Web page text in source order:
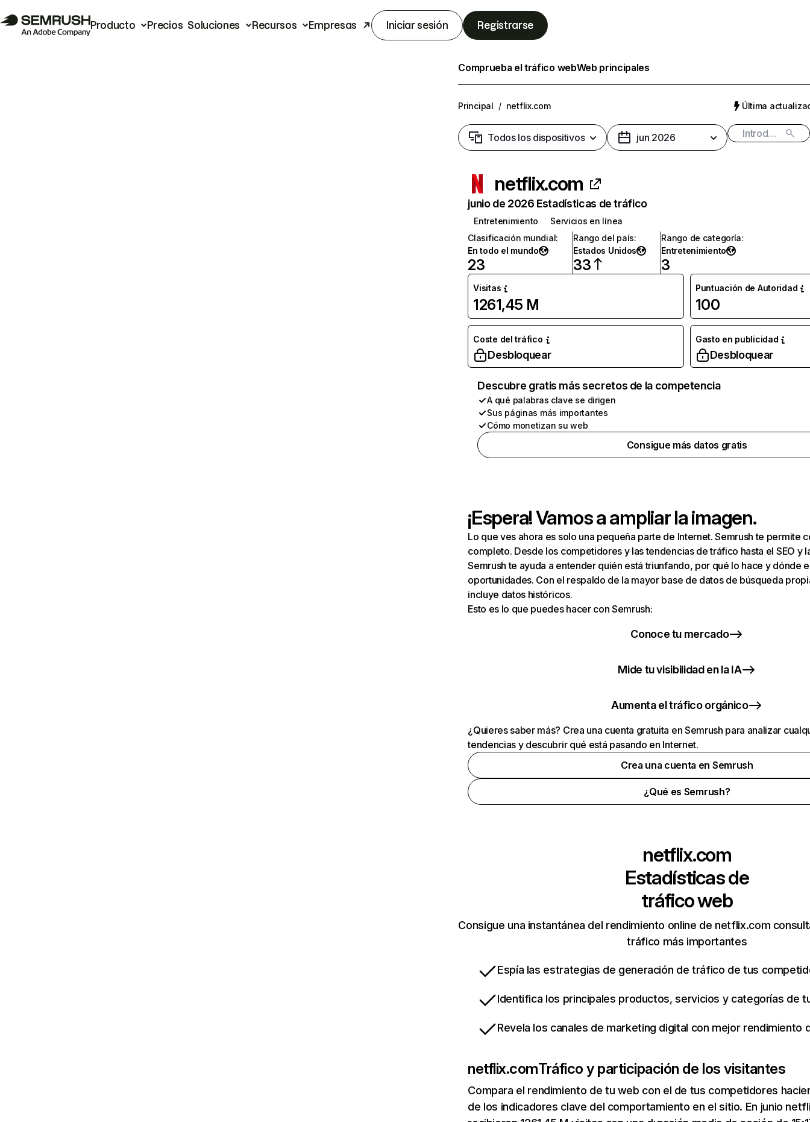
Producto Precios Soluciones Recursos Empresas Iniciar sesión Registrarse
Comprueba el tráfico webWeb principales
Principal / netflix.com Última
Todos los dispositivos jun 2026
netflix.com
junio de 2026 Estadísticas de tráfico
Entretenimiento
Servicios en línea
Clasificación mundial:
En todo el mundo
23
Rango del país:
Estados Unidos
33
Rango de categoría:
Entretenimiento
3
Visitas
1261,45 M
Puntuación de Autoridad
100
Coste del tráfico
Desbloquear
Gasto en publicidad
Desbloquear
Descubre gratis más secretos de la competencia
A qué palabras clave se dirigen
Sus páginas más importantes
Cómo monetizan su web
Consigue más datos gratis
¡Espera! Vamos a ampliar la imagen.
Lo que ves ahora es solo una pequeña parte de Internet. Semrush te permite
completo. Desde los competidores y las tendencias de tráfico hasta el SEO y
Semrush te ayuda a entender quién está triunfando, por qué lo hace y dónde
oportunidades. Con el respaldo de la mayor base de datos de búsqueda
incluye datos históricos.
Esto es lo que puedes hacer con Semrush:
Conoce tu mercado
Mide tu visibilidad en la IA
Aumenta el tráfico orgánico
¿Quieres saber más? Crea una cuenta gratuita en Semrush para analizar
tendencias y descubrir qué está pasando en Internet.
Crea una cuenta en Semrush
¿Qué es Semrush?
netflix.com
Estadísticas de
tráfico web
Consigue una instantánea del rendimiento online de netflix.com
tráfico más importantes
Espía las estrategias de generación de tráfico de tus
Identifica los principales productos, servicios y categorías de
Revela los canales de marketing digital con mejor rendimiento
netflix.comTráfico y participación de los visitantes
Compara el rendimiento de tu web con el de tus competidores
de los indicadores clave del comportamiento en el sitio. En junio